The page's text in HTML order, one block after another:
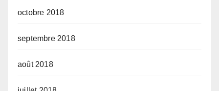
octobre 2018
septembre 2018
août 2018